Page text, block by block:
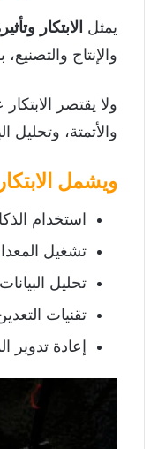
يمثل الابتكار
والإنتاج
ولا يقتصر
والأتمتة، وتحليل
ويشمل
استخدام
تشغيل
تحليل
تقنيات
إعادة تدوير